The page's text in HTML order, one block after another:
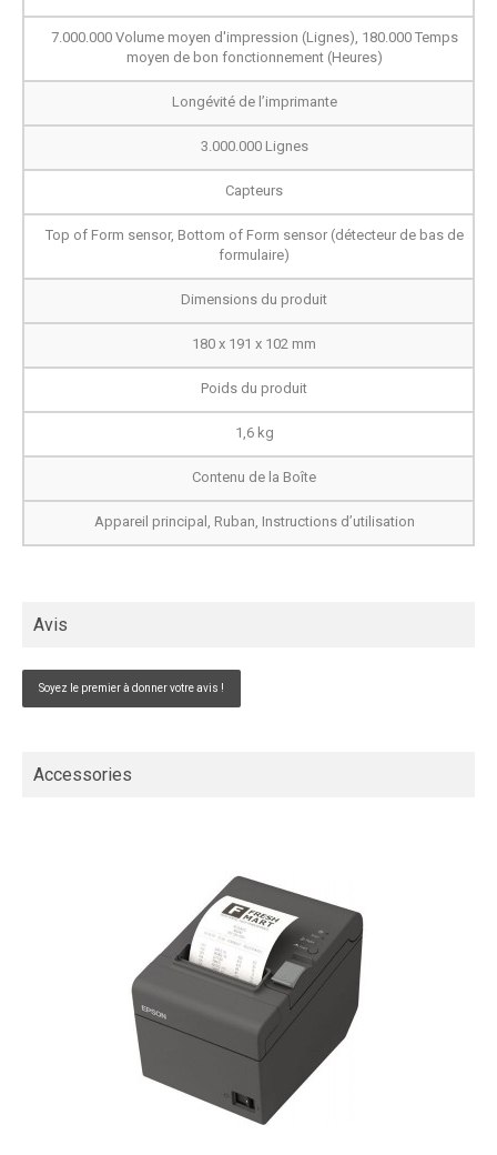
7.000.000 Volume moyen d'impression (Lignes), 180.000 Temps
moyen de bon fonctionnement (Heures)
Longévité de l’imprimante
3.000.000 Lignes
Capteurs
Top of Form sensor, Bottom of Form sensor (détecteur de bas de
formulaire)
Dimensions du produit
180 x 191 x 102 mm
Poids du produit
1,6 kg
Contenu de la Boîte
Appareil principal, Ruban, Instructions d’utilisation
Avis
Soyez le premier à donner votre avis !
Accessories